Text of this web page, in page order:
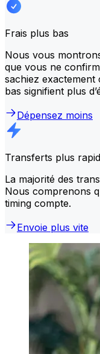
Frais plus bas
Nous vous
que vous ne
sachiez
bas signifient plus
Dépensez moins
Transferts plus
La majorité des
Nous comprenons
timing compte.
Envoie plus vite